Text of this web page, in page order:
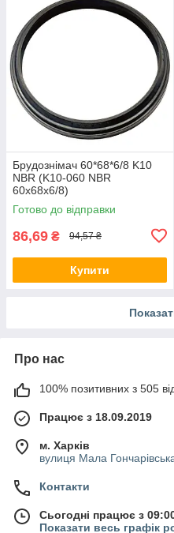
Брудознімач 60*68*6/8 K10
NBR (K10-060 NBR
60х68х6/8)
Готово до відправки
86,69 ₴ 94,57 ₴
Купити
Про нас
100% позитивних з 505
Працює з 18.09.2019
м. Харків
вулиця Мала
Контакти
Сьогодні працює з
Показати весь графік